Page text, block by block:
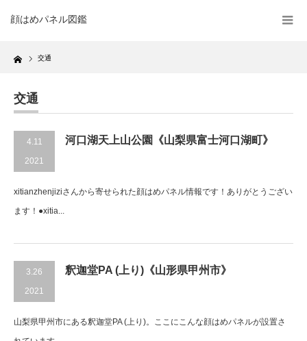
顔はめパネル図鑑
Home 交通
交通
4.11
2021
河口湖天上山公園《山梨県富士河口湖町》
xitianzhenjiziさんから寄せられた顔はめパネル情報です！ありがとうござい
ます！●xitia...
3.26
2021
釈迦堂PA (上り)《山形県甲州市》
山梨県甲州市にある釈迦堂PA (上り)。ここにこんな顔はめパネルが設置さ